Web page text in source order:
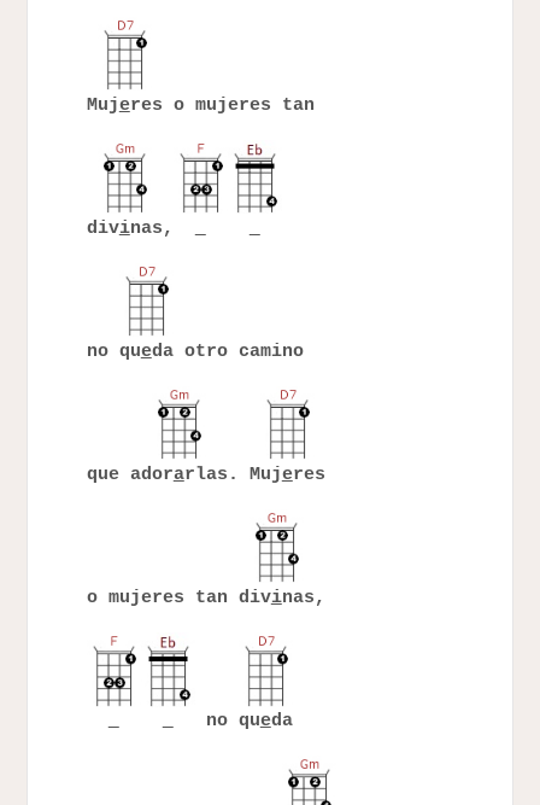
Mujeres o mujeres tan
divinas,
no queda otro camino
que adorarlas. Mujeres
o mujeres tan divinas,
no queda